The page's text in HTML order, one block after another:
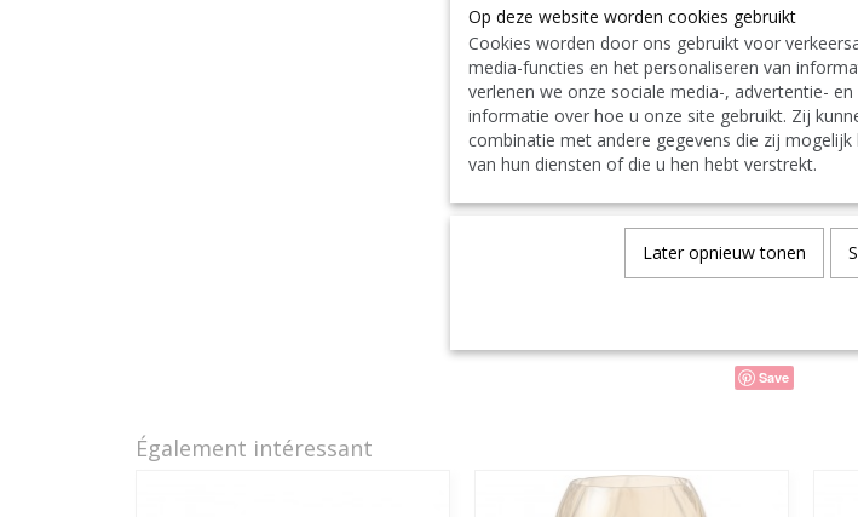
J-Line by Jolipa
J Line Glas Text
J-Line
Italiano:
J-Line by Jolipa
J Line Bicchiere
Español:
J-Line by Jolipa
J Line Vaso
Spécifications
Code du produit
Save
Également intéressant
Op deze website worden cookies gebruikt
Cookies worden door ons gebruikt voor
media-functies en het personaliseren van
verlenen we onze sociale media-, advertentie-
informatie over hoe u onze site gebruikt. Zij
combinatie met andere gegevens die zij
van hun diensten of die u hen hebt verstrekt.
Later opnieuw tonen